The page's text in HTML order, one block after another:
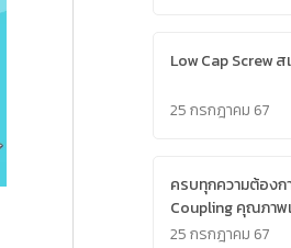
Low Cap Screw
25 กรกฎาคม 67
ครบทุกความต้องก
Coupling คุณภาพ
25 กรกฎาคม 67